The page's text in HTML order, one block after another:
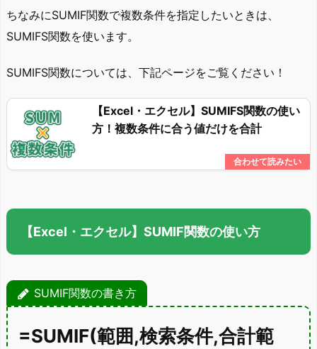
ちなみにSUMIF関数で複数条件を指定したいときは、
SUMIFS関数を使います。
SUMIFS関数については、下記ページをご覧ください！
【Excel・エクセル】SUMIFS関数の使い
方！複数条件に合う値だけを合計
【Excel・エクセル】SUMIF関数の使い方
SUMIF関数の書き方
=SUMIF(範囲,検索条件,合計範